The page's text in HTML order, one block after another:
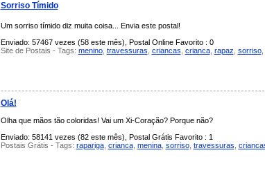
Sorriso Tímido
Um sorriso tímido diz muita coisa... Envia este postal!
Enviado: 57467 vezes (58 este mês), Postal Online Favorito : 0
Site de Postais - Tags: menino, travessuras criancas crianca, rapaz sorriso,
Olá!
Olha que mãos tão coloridas! Vai um Xi-Coração? Porque não?
Enviado: 58141 vezes (82 este mês), Postal Grátis Favorito : 1
Postais Grátis - Tags: rapariga, crianca, menina, sorriso, travessuras